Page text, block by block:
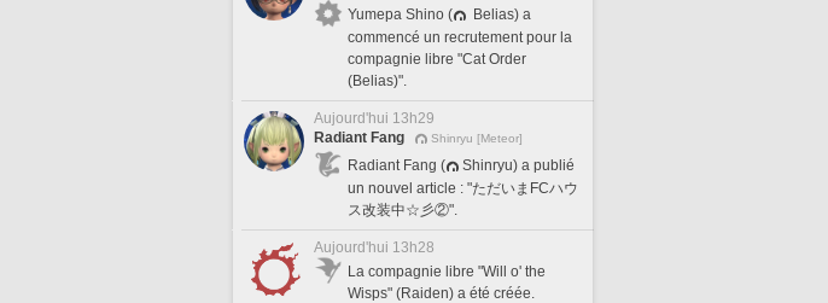
Yumepa Shino (
Belias) a
commencé un recrutement pour la
compagnie libre "Cat Order
(Belias)".
Aujourd'hui 13h29
Radiant Fang
Shinryu [Meteor]
Radiant Fang (
Shinryu) a publié
un nouvel article : "ただいまFCハウ
ス改装中☆彡②".
Aujourd'hui 13h28
La compagnie libre "Will o' the
Wisps" (Raiden) a été créée.